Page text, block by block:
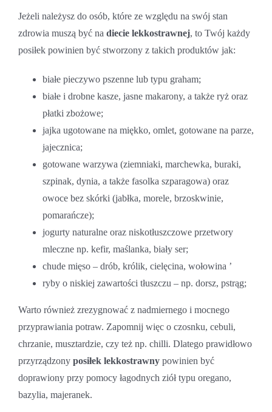
Jeżeli należysz do osób, które ze względu na swój stan
zdrowia muszą być na diecie lekkostrawnej, to Twój każdy
posiłek powinien być stworzony z takich produktów jak:
białe pieczywo pszenne lub typu graham;
białe i drobne kasze, jasne makarony, a także ryż oraz
płatki zbożowe;
jajka ugotowane na miękko, omlet, gotowane na parze,
jajecznica;
gotowane warzywa (ziemniaki, marchewka, buraki,
szpinak, dynia, a także fasolka szparagowa) oraz
owoce bez skórki (jabłka, morele, brzoskwinie,
pomarańcze);
jogurty naturalne oraz niskotłuszczowe przetwory
mleczne np. kefir, maślanka, biały ser;
chude mięso – drób, królik, cielęcina, wołowina ’
ryby o niskiej zawartości tłuszczu – np. dorsz, pstrąg;
Warto również zrezygnować z nadmiernego i mocnego
przyprawiania potraw. Zapomnij więc o czosnku, cebuli,
chrzanie, musztardzie, czy też np. chilli. Dlatego prawidłowo
przyrządzonyposiłek lekkostrawnypowinien być
doprawiony przy pomocy łagodnych ziół typu oregano,
bazylia, majeranek.